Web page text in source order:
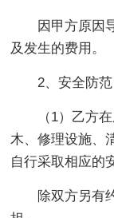
因甲方原因
及发生的费用。
2、安全防范
（1）乙方
木、修理设施、
自行采取相应的
除双方另有